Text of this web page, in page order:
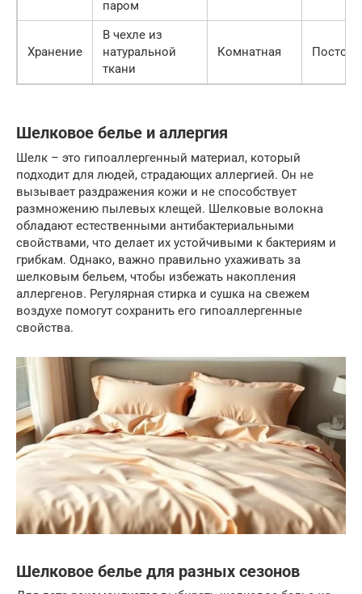
паром
Хранение
В чехле из
натуральной
ткани
Комнатная
Шелковое белье и аллергия
Шелк – это гипоаллергенный материал, который
подходит для людей, страдающих аллергией. Он не
вызывает раздражения кожи и не способствует
размножению пылевых клещей. Шелковые волокна
обладают естественными антибактериальными
свойствами, что делает их устойчивыми к бактериям и
грибкам. Однако, важно правильно ухаживать за
шелковым бельем, чтобы избежать накопления
аллергенов. Регулярная стирка и сушка на свежем
воздухе помогут сохранить его гипоаллергенные
свойства.
Шелковое белье для разных сезонов